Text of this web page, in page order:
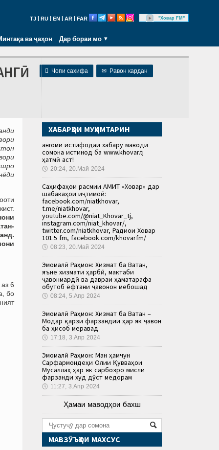
TJ RU EN AR FAR "Ховар FM"
ва ҷаҳон Дар бораи мо
 Чопи саҳифа ✉ Равон кардан
6
бо
ХАБАРҲОИ МУҲИМТАРИН
Ҳангоми истифодаи хабару маводи
сомона истинод ба www.khovar.tj
ҳатмӣ аст!
🕔 20:24, 20.Май 2024
Саҳифаҳои расмии АМИТ «Ховар» дар
шабакаҳои иҷтимоӣ:
facebook.com/niatkhovar,
t.me/niatkhovar,
youtube.com/@niat_Khovar_tj,
instagram.com/niat_khovar/,
twitter.com/niatkhovar, Радиои Ховар
101.5 fm, facebook.com/khovarfm/
🕔 08:23, 20.Май 2024
Эмомалӣ Раҳмон: Хизмат ба Ватан,
яъне хизмати ҳарбӣ, мактаби
ҷавонмардӣ ва давраи ҳаматарафа
обутоб ёфтани ҷавонон мебошад
🕔 08:24, 5.Апр 2024
Эмомалӣ Раҳмон: Хизмат ба Ватан –
Модар қарзи фарзандии ҳар як ҷавон
ба ҳисоб меравад
🕔 17:18, 3.Апр 2024
Эмомалӣ Раҳмон: Ман ҳамчун
Сарфармондеҳи Олии Қувваҳои
Мусаллаҳ ҳар як сарбозро мисли
фарзанди худ дӯст медорам
🕔 11:27, 3.Апр 2024
Ҳамаи маводҳои бахш
МАВЗӮЪҲОИ МАХСУС